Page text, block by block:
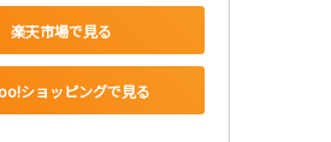
楽天市場で見る
ショッピングで見る